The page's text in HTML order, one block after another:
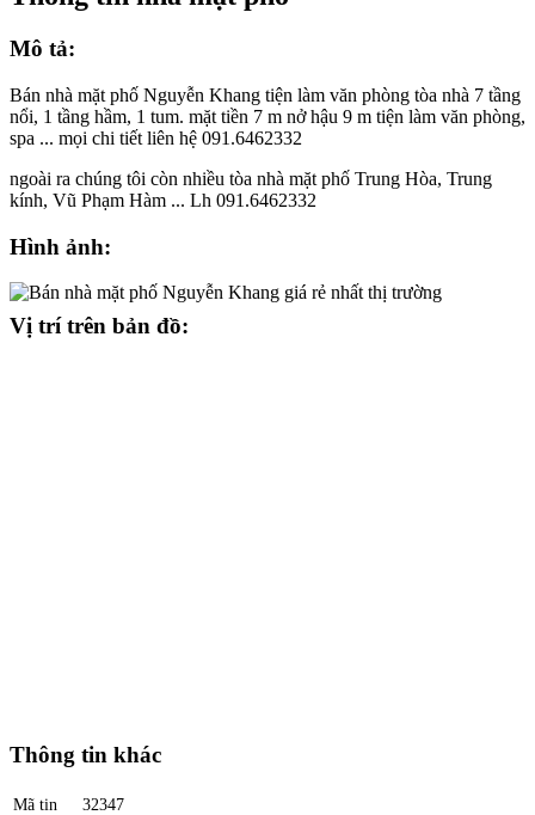
Mô tả:
Bán nhà mặt phố Nguyễn Khang tiện làm văn phòng tòa nhà 7 tầng
nổi, 1 tầng hầm, 1 tum. mặt tiền 7 m nở hậu 9 m tiện làm văn phòng,
spa ... mọi chi tiết liên hệ 091.6462332
ngoài ra chúng tôi còn nhiều tòa nhà mặt phố Trung Hòa, Trung
kính, Vũ Phạm Hàm ... Lh 091.6462332
Hình ảnh:
Vị trí trên bản đồ:
Thông tin khác
Mã tin
32347